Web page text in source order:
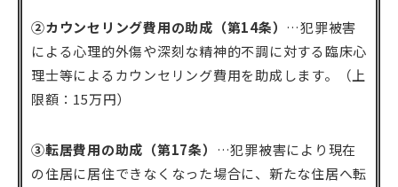
②カウンセリング費用の助成（第14条） …犯罪被害
による心理的外傷や深刻な精神的不調に対する臨床心
理士等によるカウンセリング費用を助成します。（上
限額：15万円）
③転居費用の助成（第17条） …犯罪被害により現在
の住居に居住できなくなった場合に、新たな住居へ転